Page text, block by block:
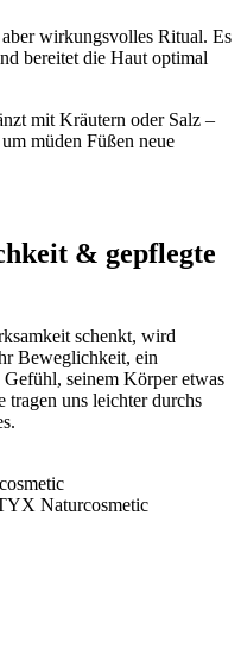
wirkungsvolles Ritual. Es
bereitet die Haut optimal
mit Kräutern oder Salz –
müden Füßen neue
& gepflegte
schenkt, wird
Beweglichkeit, ein
seinem Körper etwas
tragen uns leichter durchs
Naturcosmetic